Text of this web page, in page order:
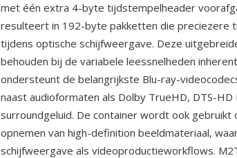
met één extra 4-byte tijdstempelheader
resulteert in 192-byte pakketten die preciezere
tijdens optische schijfweergave. Deze
behouden bij de variabele leessnelheden
ondersteunt de belangrijkste Blu-ray-
naast audioformaten als Dolby TrueHD, DTS-
surroundgeluid. De container wordt ook gebruikt
opnemen van high-definition beeldmateriaal,
schijfweergave als videoproductieworkflows.